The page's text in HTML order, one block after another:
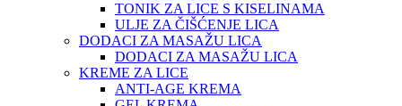
TONIK ZA LICE S KISELINAMA
ULJE ZA ČIŠĆENJE LICA
DODACI ZA MASAŽU LICA
DODACI ZA MASAŽU LICA
KREME ZA LICE
ANTI-AGE KREMA